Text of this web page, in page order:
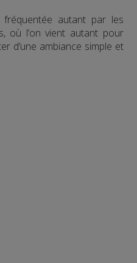
fréquentée autant par les
où l’on vient autant pour
d’une ambiance simple et